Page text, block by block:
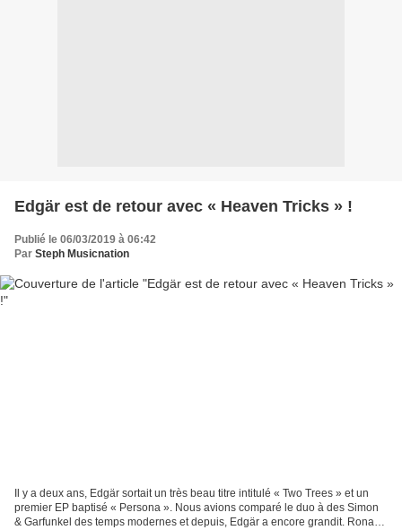
Edgär est de retour avec « Heaven Tricks » !
Publié le 06/03/2019 à 06:42
Par Steph Musicnation
Il y a deux ans, Edgär sortait un très beau titre intitulé « Two Trees » et un
premier EP baptisé « Persona ». Nous avions comparé le duo à des Simon
& Garfunkel des temps modernes et depuis, Edgär a encore grandit. Ronan